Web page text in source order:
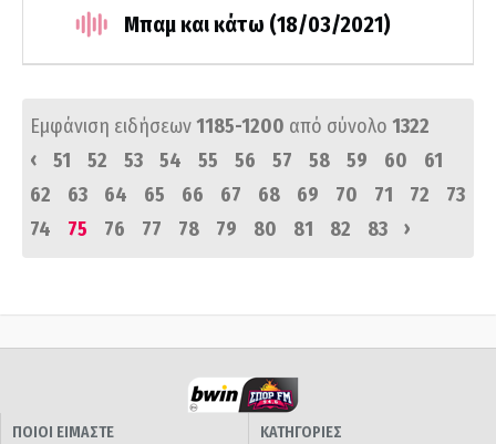
Μπαμ και κάτω (18/03/2021)
Εμφάνιση ειδήσεων1185-1200 από σύνολο 1322
‹
51 52 53 54 55 56 57 58 59 60
61
62
63 64 65 66 67 68 69 70 71 72
73
74
75 76 77 78 79 80 81 82 83 ›
ΠΟΙΟΙ ΕΙΜΑΣΤΕ
ΚΑΤΗΓΟΡΙΕΣ